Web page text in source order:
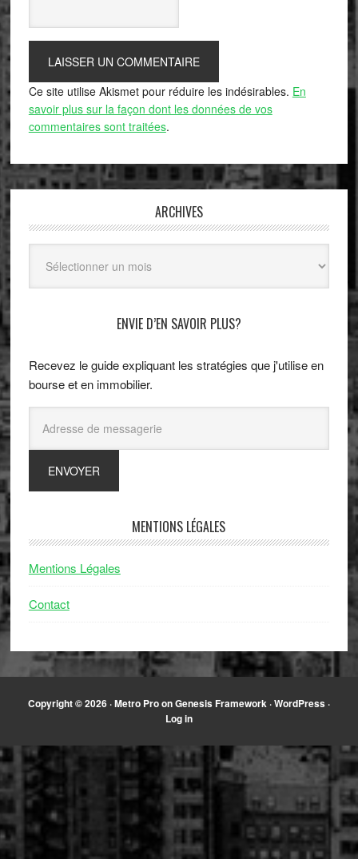
Ce site utilise Akismet pour réduire les indésirables. En
savoir plus sur la façon dont les données de vos
commentaires sont traitées.
ARCHIVES
ENVIE D’EN SAVOIR PLUS?
Recevez le guide expliquant les stratégies que j'utilise en
bourse et en immobilier.
MENTIONS LÉGALES
Mentions Légales
Contact
Copyright © 2026 ·Metro ProonGenesis Framework ·WordPress ·
Log in